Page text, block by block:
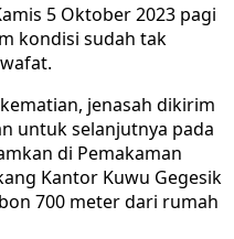
5 Oktober 2023 pagi
kondisi sudah tak
jenasah dikirim
untuk selanjutnya pada
di Pemakaman
Kantor Kuwu Gegesik
700 meter dari rumah